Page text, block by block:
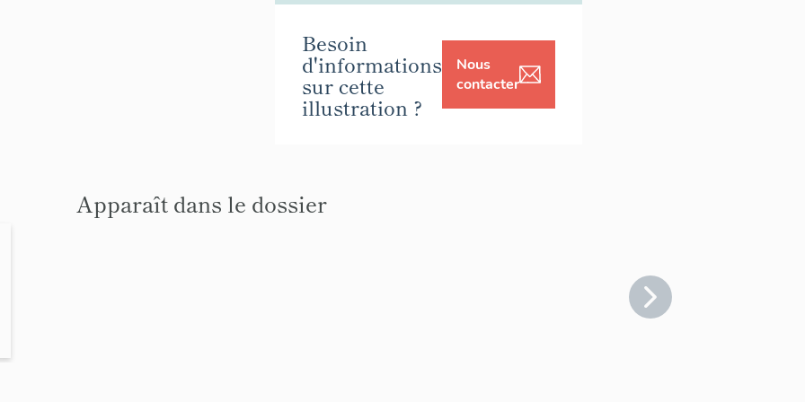
Besoin
d'informations
sur cette
illustration ?
Nous
contacter
Apparaît dans le dossier